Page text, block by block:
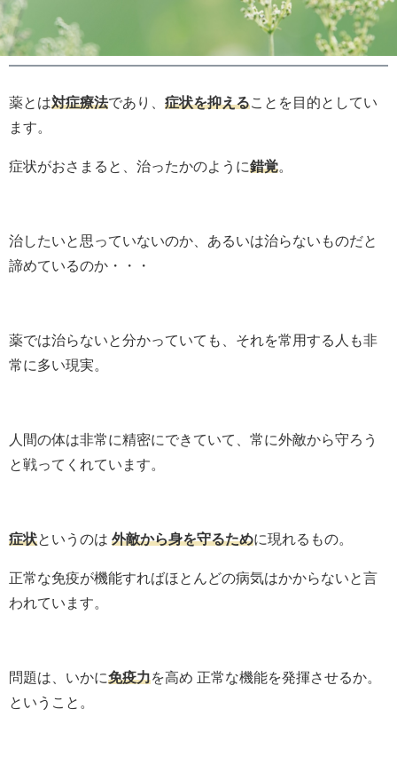
薬とは対症療法であり、 症状を抑えることを目的としてい
ます。
症状がおさまると、治ったかのように錯覚。
治したいと思っていないのか、あるいは治らないものだと
諦めているのか・・・
薬では治らないと分かっていても、それを常用する人も非
常に多い現実。
人間の体は非常に精密にできていて、常に外敵から守ろう
と戦ってくれています。
症状というのは 外敵から身を守るために現れるもの。
正常な免疫が機能すればほとんどの病気はかからないと言
われています。
問題は、いかに免疫力を高め 正常な機能を発揮させるか。
ということ。